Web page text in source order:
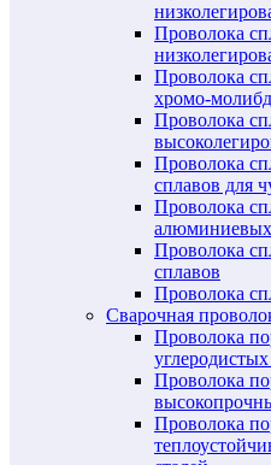
Проволока
Проволока
хромо-
Проволока
Проволока
сплавов для
Проволока
алюминиевых
Проволока
сплавов
Проволока
Сварочная
Проволока
Проволока
Проволока